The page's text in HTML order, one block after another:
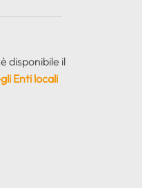
disponibile il
Enti locali